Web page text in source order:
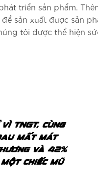
triển sản phẩm.
sản xuất được sản
tôi được thể hiện
TNGT, cùng
mất mát
và 42%
chiếc mũ